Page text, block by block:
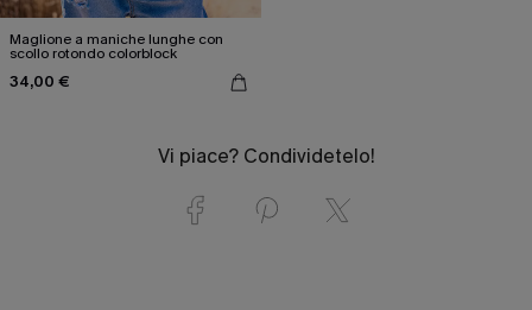
Maglione a maniche lunghe con
scollo rotondo colorblock
34,00 €
Vi piace? Condividetelo!